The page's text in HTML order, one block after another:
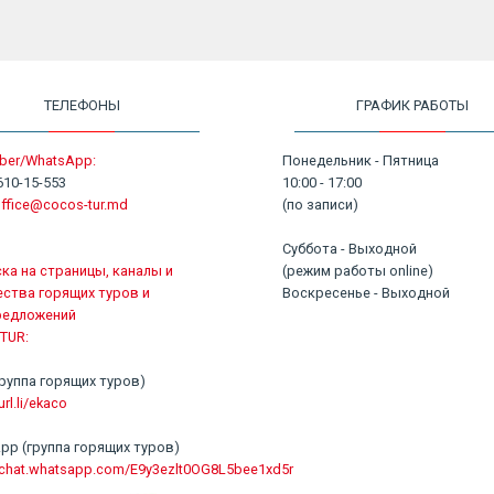
ТЕЛЕФОНЫ
WhatsApp:
15-553
tur.md
на страницы, каналы и
горящих туров и
горящих туров)
ekaco
(группа горящих туров)
E9y3ezlt0OG8L5bee1xd5r
ГРАФИК РАБОТЫ
Понедельник - Пятница
10:00 - 17:00
(по записи)
Суббота - Выходной
(режим работы online)
Воскресенье - Выходной